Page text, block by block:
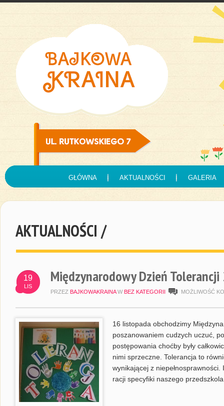
GŁÓWNA AKTUALNOŚCI GALERIA
AKTUALNOŚCI /
19
LIS
Międzynarodowy Dzień
PRZEZ BAJKOWAKRAINA W BEZ KATEGORII MOŻLIWOŚĆ
16 listopada obchodzimy
poszanowaniem cudzych uczuć,
postępowania choćby były
nimi sprzeczne. Tolerancja to
wynikającej z
racji specyfiki naszego